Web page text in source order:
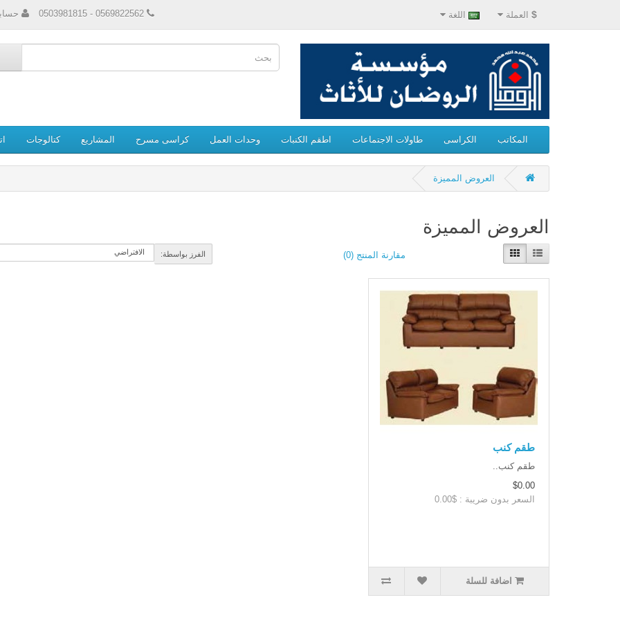
$ العملة اللغة 0569822562 - 0503981815
المكاتب الكراسى طاولات الاجتماعات اطقم الكنبات وحدات العمل كراسى مسرح المشاريع كتالوجات
العروض المميزة
العروض المميزة
مقارنة المنتج (0) الفرز بواسطة:
طقم كنب
طقم كنب..
$0.00
السعر بدون ضريبة : $0.00
اضافة للسلة